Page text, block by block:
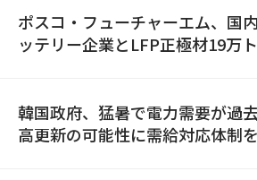
ポスコ・フューチャーエム、国
ッテリー企業とLFP正極材19万
韓国政府、猛暑で電力需要が過
高更新の可能性に需給対応体制